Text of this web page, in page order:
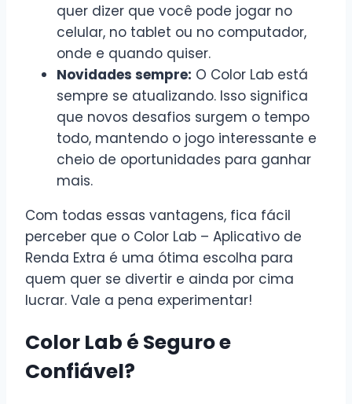
quer dizer que você pode jogar no
celular, no tablet ou no computador,
onde e quando quiser.
Novidades sempre: O Color Lab está
sempre se atualizando. Isso significa
que novos desafios surgem o tempo
todo, mantendo o jogo interessante e
cheio de oportunidades para ganhar
mais.
Com todas essas vantagens, fica fácil
perceber que o Color Lab – Aplicativo de
Renda Extra é uma ótima escolha para
quem quer se divertir e ainda por cima
lucrar. Vale a pena experimentar!
Color Lab é Seguro e
Confiável?